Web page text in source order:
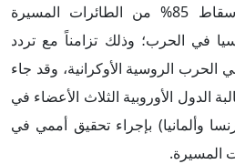
21 أكتوبر الماضي، عن إسقاط 85% من الطائرات المسيرة
في الحرب؛ وذلك تزامناً مع تردد
10 إيرانيين في الحرب الروسية الأوكرانية، وقد جاء
الدول الأوروبية الثلاث الأعضاء في
وألمانيا) بإجراء تحقيق أممي في
المسيرة.